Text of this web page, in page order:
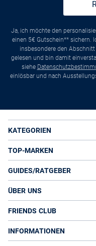
Ja, ich möchte den
einen 5€ Gutschein** sichern.
insbesondere den
gelesen und bin damit
siehe
einlösbar und nach
KATEGORIEN
TOP-MARKEN
GUIDES/RATGEBER
ÜBER UNS
FRIENDS CLUB
INFORMATIONEN